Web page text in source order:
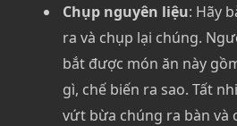
Chụp nguyên liệu: Hãy
ra và chụp lại chúng.
bắt được món ăn này
gì, chế biến ra sao. Tất
vứt bừa chúng ra bàn và